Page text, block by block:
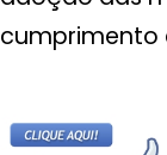
cumprimento